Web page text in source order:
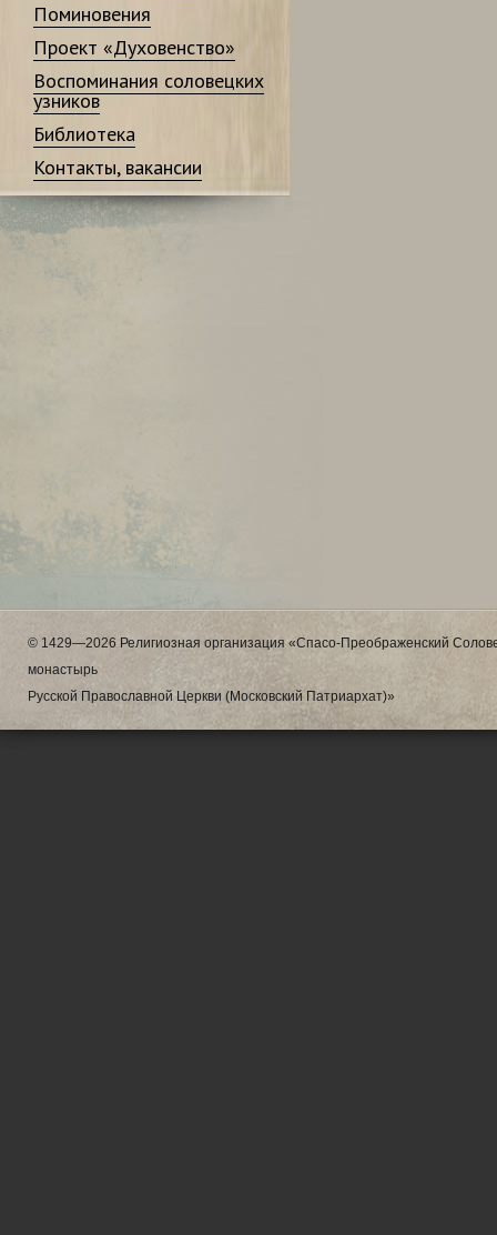
Поминовения
Проект «Духовенство»
Воспоминания соловецких
узников
Библиотека
Контакты, вакансии
© 1429—2026 Религиозная организация «Спасо-Преображенский
монастырь
Русской Православной Церкви (Московский Патриархат)»